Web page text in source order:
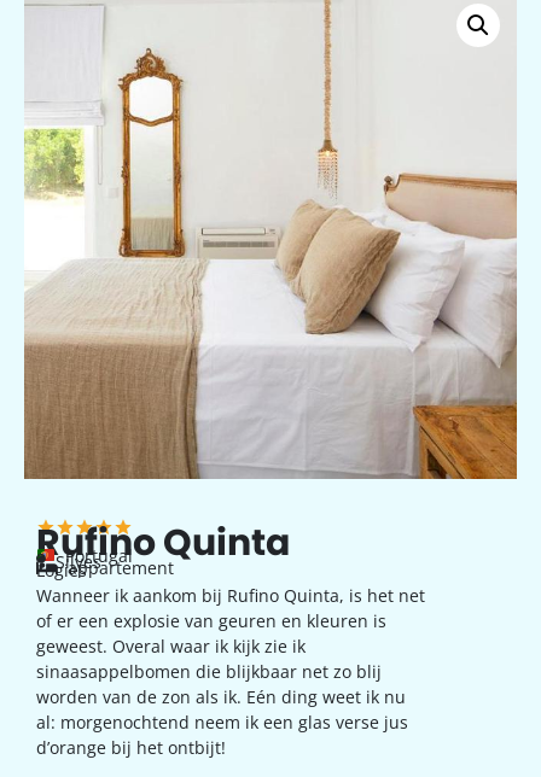
Rufino Quinta
Portugal
Silves
appartement
Logies
Wanneer ik aankom bij Rufino Quinta, is het net
of er een explosie van geuren en kleuren is
geweest. Overal waar ik kijk zie ik
sinaasappelbomen die blijkbaar net zo blij
worden van de zon als ik. Eén ding weet ik nu
al: morgenochtend neem ik een glas verse jus
d’orange bij het ontbijt!